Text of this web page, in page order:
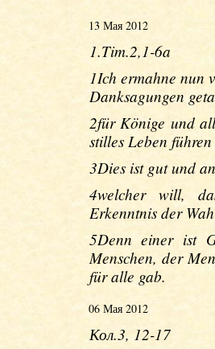
13 Мая 2012
1.Tim.2,1-6a
1Ich ermahne nun
Danksagungen
2für Könige und
stilles Leben
3Dies ist gut und
4welcher will,
Erkenntnis der
5Denn einer ist
Menschen, der
für alle gab.
06 Мая 2012
Кол.3, 12-17